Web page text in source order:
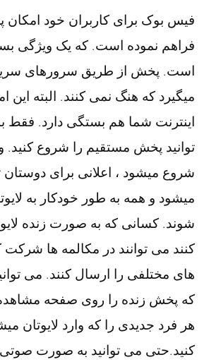
فیس بوک برای کاربران خود امکان
فراهم نموده است. که یک ویژگی
است. پخش از طریق سرورهای
میگیرد که هنگ نمی کنند. البته
اینترنت شما هم بستگی دارد. فقط
شروع میشود ، اعلانی برای دوستان
میشود و همه به طور خودکار به
شوند. کسانی که به صورت زنده
کنند می توانند در مکالمه ها
های مختلفی را ارسال کنند. می
که پخش زنده را روی صفحه مشاهده
هر فرد جدیدی را که وارد لایوتان
کنید.حتی می توانید به صورت صوتی